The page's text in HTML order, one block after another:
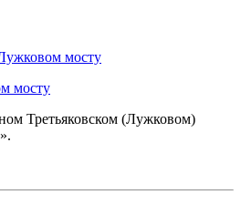
мосту
Третьяковском (Лужковом)